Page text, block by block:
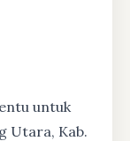
untuk
Utara, Kab.